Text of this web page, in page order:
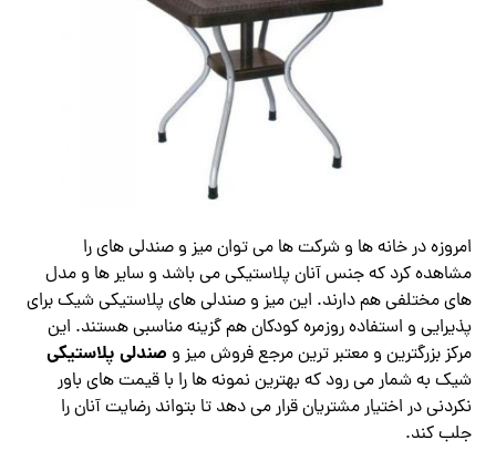
امروزه در خانه ها و شرکت ها می توان میز و صندلی های را
مشاهده کرد که جنس آنان پلاستیکی می باشد و سایر ها و مدل
های مختلفی هم دارند. این میز و صندلی های پلاستیکی شیک برای
پذیرایی و استفاده روزمره کودکان هم گزینه مناسبی هستند. این
مرکز بزرگترین و معتبر ترین مرجع فروش میز و صندلی پلاستیکی
شیک به شمار می رود که بهترین نمونه ها را با قیمت های باور
نکردنی در اختیار مشتریان قرار می دهد تا بتواند رضایت آنان را
جلب کند.